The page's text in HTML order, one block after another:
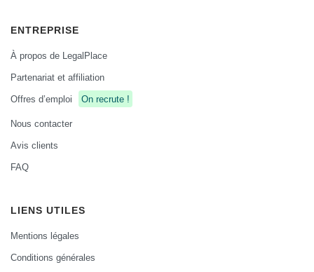
ENTREPRISE
À propos de LegalPlace
Partenariat et affiliation
Offres d’emploi
On recrute !
Nous contacter
Avis clients
FAQ
LIENS UTILES
Mentions légales
Conditions générales